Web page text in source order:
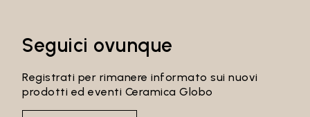
Seguici ovunque
Registrati per rimanere informato sui nuovi
prodotti ed eventi Ceramica Globo